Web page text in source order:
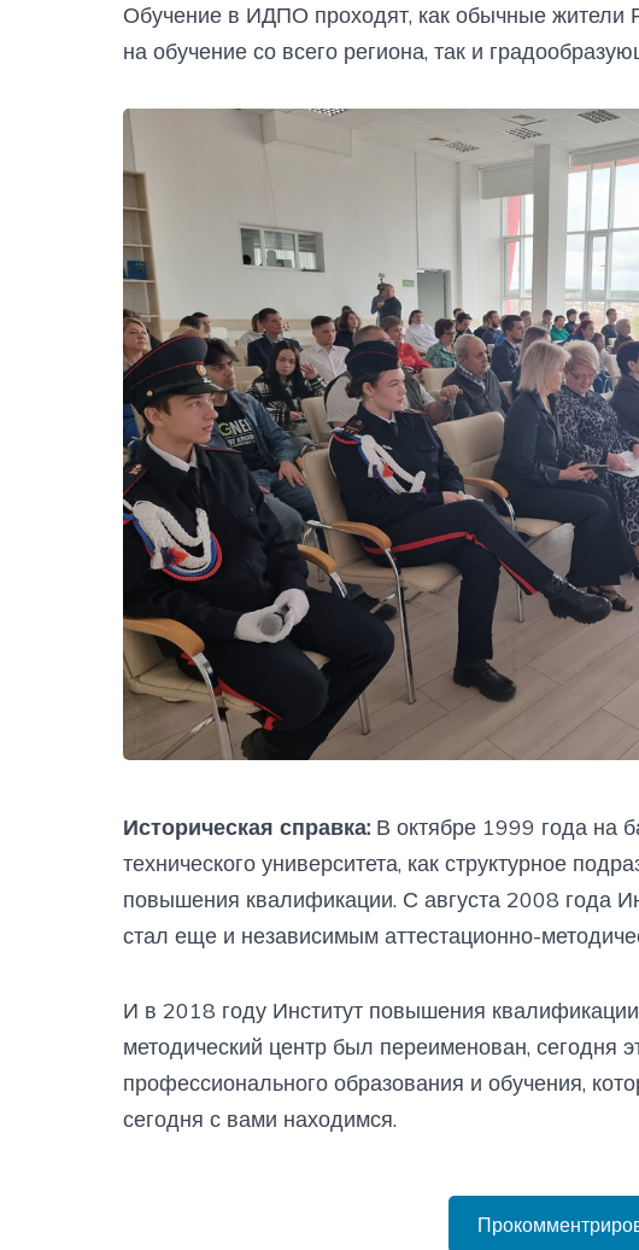
Обучение в ИДПО проходят, как обычные жители
на обучение со всего региона, так и
Историческая справка: В октябре 1999 года на
технического университета, как структурное
повышения квалификации. С августа 2008 года
стал еще и независимым аттестационно-
И в 2018 году Институт повышения
методический центр был переименован, сегодня
профессионального образования и обучения,
сегодня с вами находимся.